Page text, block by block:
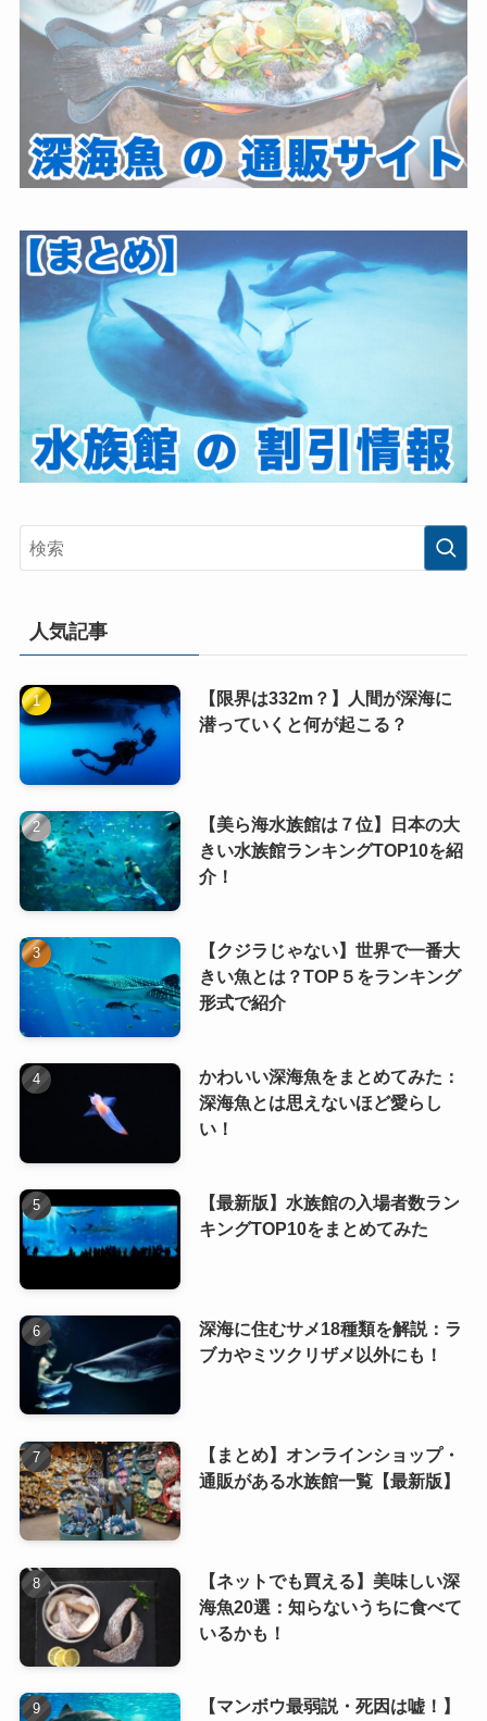
人気記事
【限界は332m？】人間が深海に
潜っていくと何が起こる？
【美ら海水族館は７位】日本の大
きい水族館ランキングTOP10を紹
介！
【クジラじゃない】世界で一番大
きい魚とは？TOP５をランキング
形式で紹介
かわいい深海魚をまとめてみた：
深海魚とは思えないほど愛らし
い！
【最新版】水族館の入場者数ラン
キングTOP10をまとめてみた
深海に住むサメ18種類を解説：ラ
ブカやミツクリザメ以外にも！
【まとめ】オンラインショップ・
通販がある水族館一覧【最新版】
【ネットでも買える】美味しい深
海魚20選：知らないうちに食べて
いるかも！
【マンボウ最弱説・死因は嘘！】